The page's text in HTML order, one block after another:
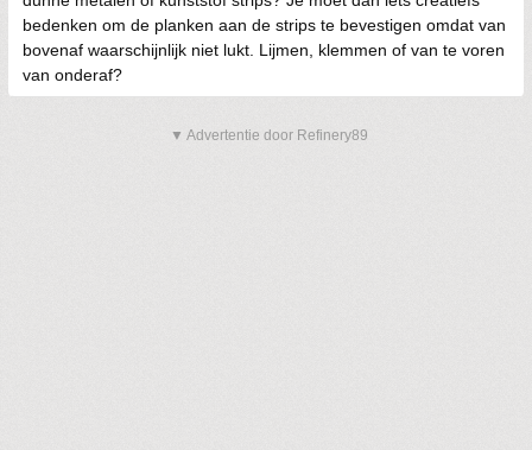
bedenken om de planken aan de strips te bevestigen omdat van
bovenaf waarschijnlijk niet lukt. Lijmen, klemmen of van te voren
van onderaf?
▼ Advertentie door Refinery89